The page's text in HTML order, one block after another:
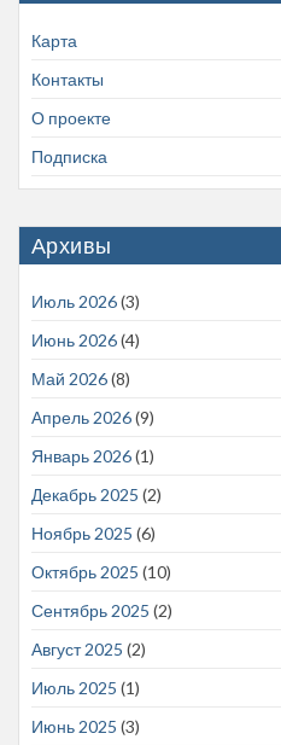
Карта
Контакты
О проекте
Подписка
Архивы
Июль 2026(3)
Июнь 2026(4)
Май 2026(8)
Апрель 2026(9)
Январь 2026(1)
Декабрь 2025 (2)
Ноябрь 2025 (6)
Октябрь 2025 (10)
Сентябрь 2025 (2)
Август 2025 (2)
Июль 2025 (1)
Июнь 2025 (3)